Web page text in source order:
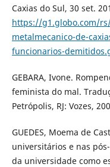
Caxias do Sul, 30 set.
https://g1.globo.com/
metalmecanico-de-
funcionarios-
GEBARA, Ivone.
feminista do mal.
Petrópolis, RJ: Vozes,
GUEDES, Moema de
universitários e nas
da universidade como